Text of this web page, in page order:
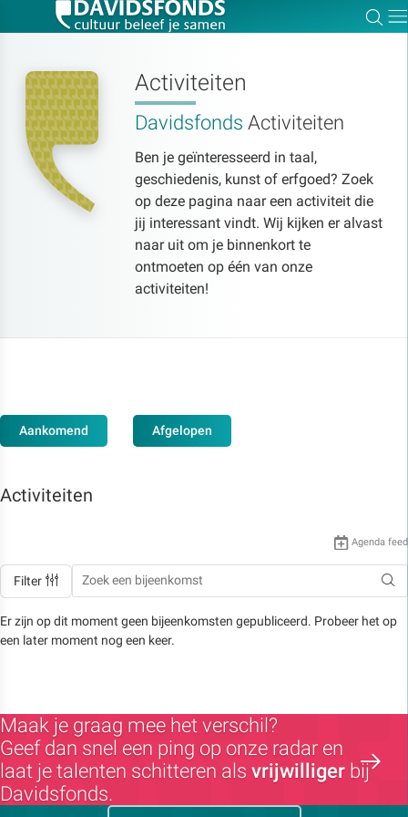
Activiteiten
Davidsfonds Activiteiten
Ben je geïnteresseerd in taal,
geschiedenis, kunst of erfgoed? Zoek
op deze pagina naar een activiteit die
jij interessant vindt. Wij kijken er alvast
naar uit om je binnenkort te
ontmoeten op één van onze
activiteiten!
Aankomend Afgelopen
Activiteiten
Agenda feed
Filter
Er zijn op dit moment geen bijeenkomsten gepubliceerd. Probeer het op
een later moment nog een keer.
Maak je graag mee het verschil?
Geef dan snel een ping op onze radar en
laat je talenten schitteren als vrijwilliger bij
Davidsfonds.
Zoek:
Zoeken